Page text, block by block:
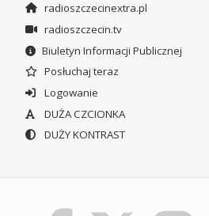
radioszczecinextra.pl
radioszczecin.tv
Biuletyn Informacji Publicznej
Posłuchaj teraz
Logowanie
DUŻA CZCIONKA
DUŻY KONTRAST